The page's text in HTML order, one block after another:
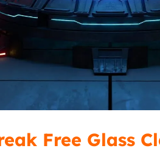
Free Glass